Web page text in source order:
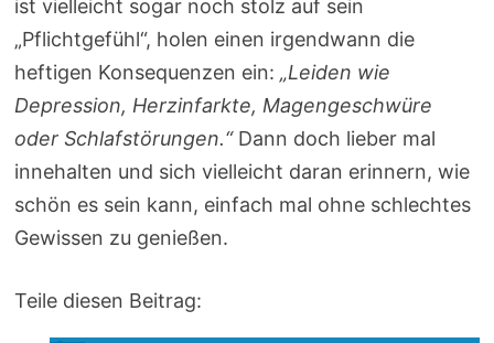
ist vielleicht sogar noch stolz auf sein
„Pflichtgefühl“, holen einen irgendwann die
heftigen Konsequenzen ein:„Leiden wie
Depression, Herzinfarkte, Magengeschwüre
oder Schlafstörungen.“ Dann doch lieber mal
innehalten und sich vielleicht daran erinnern, wie
schön es sein kann, einfach mal ohne schlechtes
Gewissen zu genießen.
Teile diesen Beitrag: